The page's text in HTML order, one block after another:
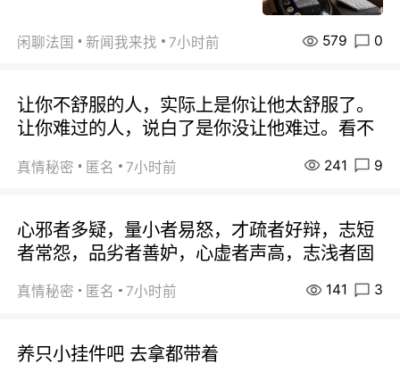
闲聊法国 新闻我来找 7小时前 579 0
让你不舒服的人，实际上是你让他太舒服了。
让你难过的人，说白了是你没让他难过。看不
真情秘密 匿名 7小时前 241 9
心邪者多疑，量小者易怒，才疏者好辩，志短
者常怨，品劣者善妒，心虚者声高，志浅者固
真情秘密 匿名 7小时前 141 3
养只小挂件吧 去拿都带着